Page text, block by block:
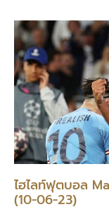
ไฮไลท์ฟุตบอล
(10-06-23)